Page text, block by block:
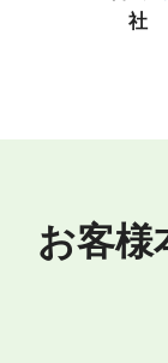
社
お客様